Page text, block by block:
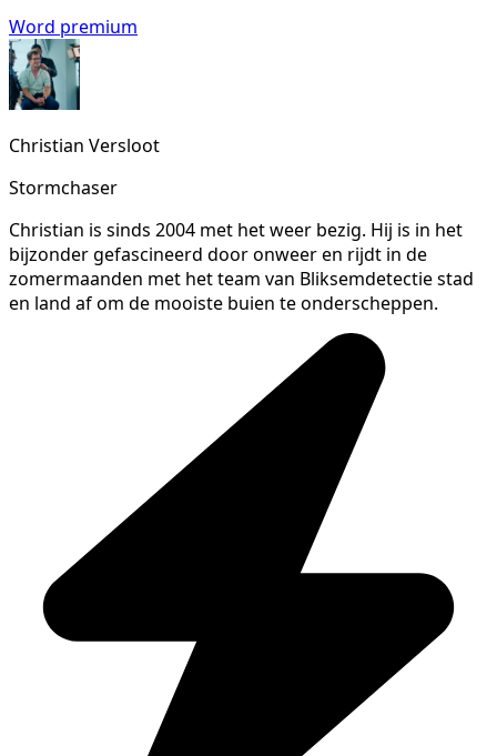
Word premium
Christian Versloot
Stormchaser
Christian is sinds 2004 met het weer bezig. Hij is in het
bijzonder gefascineerd door onweer en rijdt in de
zomermaanden met het team van Bliksemdetectie stad
en land af om de mooiste buien te onderscheppen.